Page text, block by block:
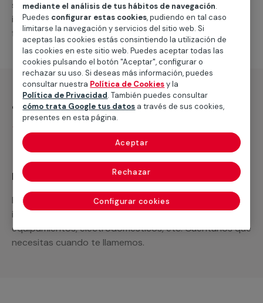
suministro de los materiales necesarios, las
intervenciones a realizar, o la mano de obra que hará
falta para completar tu proyecto.
¿Qué incluye?
Recuerda que en MULTIMAP
Podemos ofrecer cualquier servicio a medida
incluyendo todo lo que necesites: materiales,
equipamientos, electrodomésticos, etc. Cuéntanos que
necesitas cuando te llamemos.
mediante el análisis de tus hábitos de navegación.
Puedes configurar estas cookies, pudiendo en tal caso
limitarse la navegación y servicios del sitio web. Si
aceptas las cookies estás consintiendo la utilización de
las cookies en este sitio web. Puedes aceptar todas las
cookies pulsando el botón "Aceptar", configurar o
rechazar su uso. Si deseas más información, puedes
consultar nuestra Política de Cookiesy la
Política de Privacidad. También puedes consultar
cómo trata Google tus datos a través de sus cookies,
presentes en esta página.
Configurar cookies
Rechazar
Aceptar